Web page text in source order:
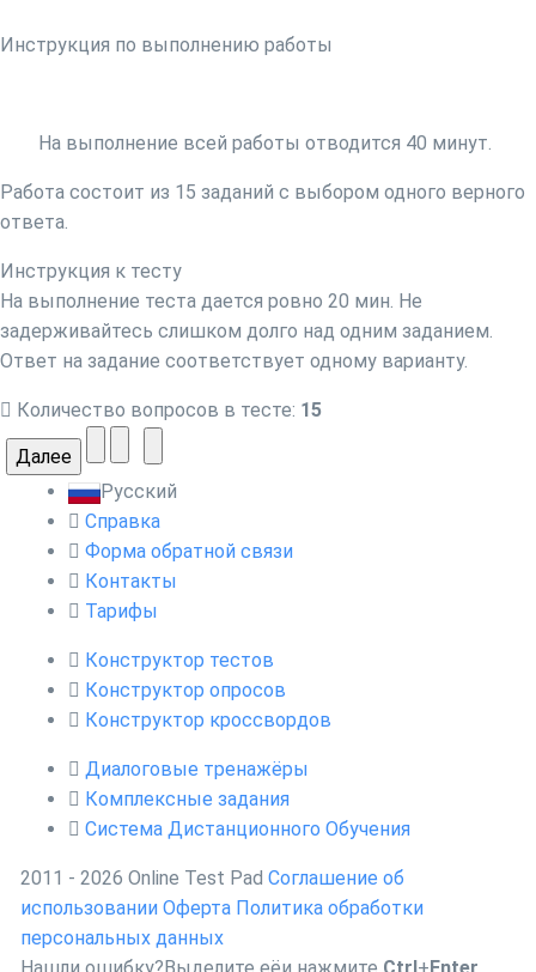
Инструкция по выполнению работы
На выполнение всей работы отводится 40 минут.
Работа состоит из 15 заданий с выбором одного верного
ответа.
Инструкция к тесту
На выполнение теста дается ровно 20 мин. Не
задерживайтесь слишком долго над одним заданием.
Ответ на задание соответствует одному варианту.
Количество вопросов в тесте: 15
Русский
Справка
Форма обратной связи
Контакты
Тарифы
Конструктор тестов
Конструктор опросов
Конструктор кроссвордов
Диалоговые тренажёры
Комплексные задания
Система Дистанционного Обучения
2011 - 2026 Online Test Pad Соглашение об
использовании Оферта Политика обработки
персональных данных